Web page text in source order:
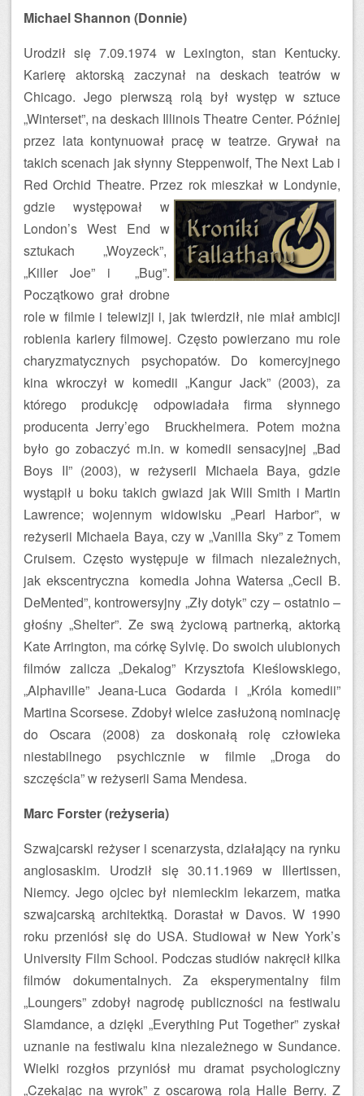
Michael Shannon (Donnie)
Urodził się 7.09.1974 w Lexington, stan Kentucky.
Karierę aktorską zaczynał na deskach teatrów w
Chicago. Jego pierwszą rolą był występ w sztuce
„Winterset”, na deskach Illinois Theatre Center. Później
przez lata kontynuował pracę w teatrze. Grywał na
takich scenach jak słynny Steppenwolf, The Next Lab i
Red Orchid Theatre. Przez rok mieszkał w Londynie,
gdzie występował w
London’s West End w
sztukach „Woyzeck”,
„Killer Joe” i „Bug”.
Początkowo grał drobne
role w filmie i telewizji i, jak twierdził, nie miał ambicji
robienia kariery filmowej. Często powierzano mu role
charyzmatycznych psychopatów. Do komercyjnego
kina wkroczył w komedii „Kangur Jack” (2003), za
którego produkcję odpowiadała firma słynnego
producenta Jerry’ego Bruckheimera. Potem można
było go zobaczyć m.in. w komedii sensacyjnej „Bad
Boys II” (2003), w reżyserii Michaela Baya, gdzie
wystąpił u boku takich gwiazd jak Will Smith i Martin
Lawrence; wojennym widowisku „Pearl Harbor”, w
reżyserii Michaela Baya, czy w „Vanilla Sky” z Tomem
Cruisem. Często występuje w filmach niezależnych,
jak ekscentryczna komedia Johna Watersa „Cecil B.
DeMented”, kontrowersyjny „Zły dotyk” czy – ostatnio –
głośny „Shelter”. Ze swą życiową partnerką, aktorką
Kate Arrington, ma córkę Sylvię. Do swoich ulubionych
filmów zalicza „Dekalog” Krzysztofa Kieślowskiego,
„Alphaville” Jeana-Luca Godarda i „Króla komedii”
Martina Scorsese. Zdobył wielce zasłużoną nominację
do Oscara (2008) za doskonałą rolę człowieka
niestabilnego psychicznie w filmie „Droga do
szczęścia” w reżyserii Sama Mendesa.
Marc Forster (reżyseria)
Szwajcarski reżyser i scenarzysta, działający na rynku
anglosaskim. Urodził się 30.11.1969 w Illertissen,
Niemcy. Jego ojciec był niemieckim lekarzem, matka
szwajcarską architektką. Dorastał w Davos. W 1990
roku przeniósł się do USA. Studiował w New York’s
University Film School. Podczas studiów nakręcił kilka
filmów dokumentalnych. Za eksperymentalny film
„Loungers” zdobył nagrodę publiczności na festiwalu
Slamdance, a dzięki „Everything Put Together” zyskał
uznanie na festiwalu kina niezależnego w Sundance.
Wielki rozgłos przyniósł mu dramat psychologiczny
„Czekając na wyrok” z oscarową rolą Halle Berry. Z